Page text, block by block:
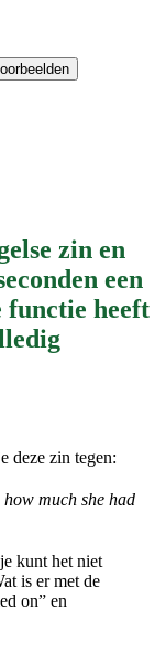
zin en
een
functie heeft
deze zin tegen:
much she had
kunt het niet
is er met de
on” en